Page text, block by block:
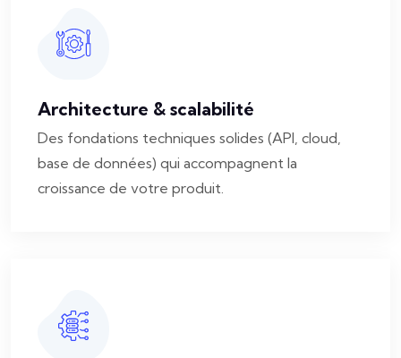
Architecture & scalabilité
Des fondations techniques solides (API, cloud,
base de données) qui accompagnent la
croissance de votre produit.